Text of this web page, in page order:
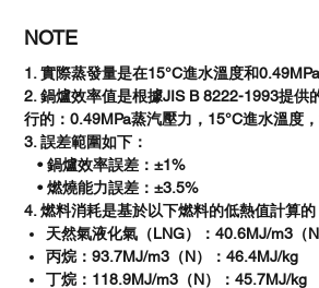
NOTE
1. 實際蒸發量是在15°C進水溫度和
2. 鍋爐效率值是根據JIS B 8222-1993提供
行的：0.49MPa蒸汽壓力，15°C進水溫度，
3. 誤差範圍如下：
• 鍋爐效率誤差：±1%
• 燃燒能力誤差：±3.5%
4. 燃料消耗是基於以下燃料的低熱值計算的
天然氣液化氣（LNG）：40.6MJ/m3（N
丙烷：93.7MJ/m3（N）：46.4MJ/kg
丁烷：118.9MJ/m3（N）：45.7MJ/kg